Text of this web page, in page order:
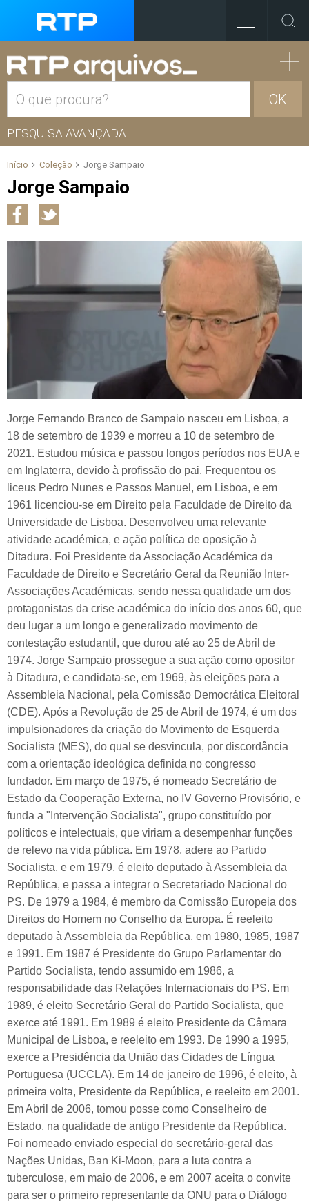
OK
PESQUISA AVANÇADA
Início Coleção Jorge Sampaio
Jorge Sampaio
Jorge Fernando Branco de Sampaio nasceu em Lisboa, a
18 de setembro de 1939 e morreu a 10 de setembro de
2021. Estudou música e passou longos períodos nos EUA e
em Inglaterra, devido à profissão do pai. Frequentou os
liceus Pedro Nunes e Passos Manuel, em Lisboa, e em
1961 licenciou-se em Direito pela Faculdade de Direito da
Universidade de Lisboa. Desenvolveu uma relevante
atividade académica, e ação política de oposição à
Ditadura. Foi Presidente da Associação Académica da
Faculdade de Direito e Secretário Geral da Reunião Inter-
Associações Académicas, sendo nessa qualidade um dos
protagonistas da crise académica do início dos anos 60, que
deu lugar a um longo e generalizado movimento de
contestação estudantil, que durou até ao 25 de Abril de
1974. Jorge Sampaio prossegue a sua ação como opositor
à Ditadura, e candidata-se, em 1969, às eleições para a
Assembleia Nacional, pela Comissão Democrática Eleitoral
(CDE). Após a Revolução de 25 de Abril de 1974, é um dos
impulsionadores da criação do Movimento de Esquerda
Socialista (MES), do qual se desvincula, por discordância
com a orientação ideológica definida no congresso
fundador. Em março de 1975, é nomeado Secretário de
Estado da Cooperação Externa, no IV Governo Provisório, e
funda a "Intervenção Socialista", grupo constituído por
políticos e intelectuais, que viriam a desempenhar funções
de relevo na vida pública. Em 1978, adere ao Partido
Socialista, e em 1979, é eleito deputado à Assembleia da
República, e passa a integrar o Secretariado Nacional do
PS. De 1979 a 1984, é membro da Comissão Europeia dos
Direitos do Homem no Conselho da Europa. É reeleito
deputado à Assembleia da República, em 1980, 1985, 1987
e 1991. Em 1987 é Presidente do Grupo Parlamentar do
Partido Socialista, tendo assumido em 1986, a
responsabilidade das Relações Internacionais do PS. Em
1989, é eleito Secretário Geral do Partido Socialista, que
exerce até 1991. Em 1989 é eleito Presidente da Câmara
Municipal de Lisboa, e reeleito em 1993. De 1990 a 1995,
exerce a Presidência da União das Cidades de Língua
Portuguesa (UCCLA). Em 14 de janeiro de 1996, é eleito, à
primeira volta, Presidente da República, e reeleito em 2001.
Em Abril de 2006, tomou posse como Conselheiro de
Estado, na qualidade de antigo Presidente da República.
Foi nomeado enviado especial do secretário-geral das
Nações Unidas, Ban Ki-Moon, para a luta contra a
tuberculose, em maio de 2006, e em 2007 aceita o convite
para ser o primeiro representante da ONU para o Diálogo